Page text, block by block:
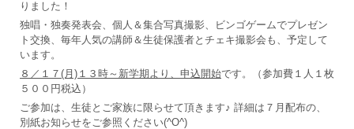
りました！
独唱・独奏発表会、個人＆集合写真撮影、ビンゴゲームでプレゼン
ト交換、毎年人気の講師＆生徒保護者とチェキ撮影会も、予定して
います。
８／１７(月)１３時～新学期より、申込開始です。（参加費１人１枚
５００円税込）
ご参加は、生徒とご家族に限らせて頂きます♪ 詳細は７月配布の、
別紙お知らせをご参照ください(^O^)